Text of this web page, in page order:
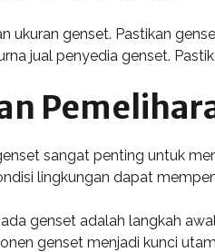
ukuran genset. Pastikan
jual penyedia genset.
sangat penting untuk
lingkungan dapat
genset adalah langkah
genset menjadi kunci